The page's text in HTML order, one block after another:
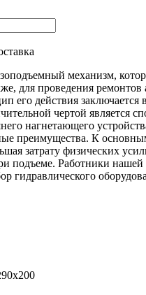
механизм,
для проведения
его действия
чертой является
нагнетающего
преимущества. К
затрату физических
подъеме. Работники
гидравлического